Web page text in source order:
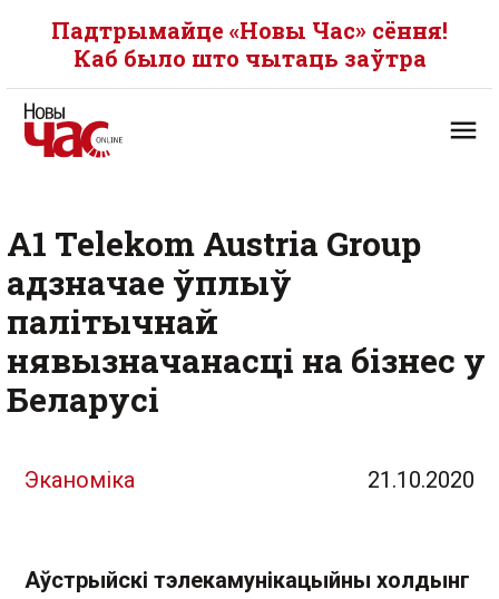
Падтрымайце «Новы Час» сёння!
Каб было што чытаць заўтра
A1 Telekom Austria Group
адзначае ўплыў
палітычнай
нявызначанасці на бізнес у
Беларусі
Эканоміка 21.10.2020
Аўстрыйскі тэлекамунікацыйны холдынг